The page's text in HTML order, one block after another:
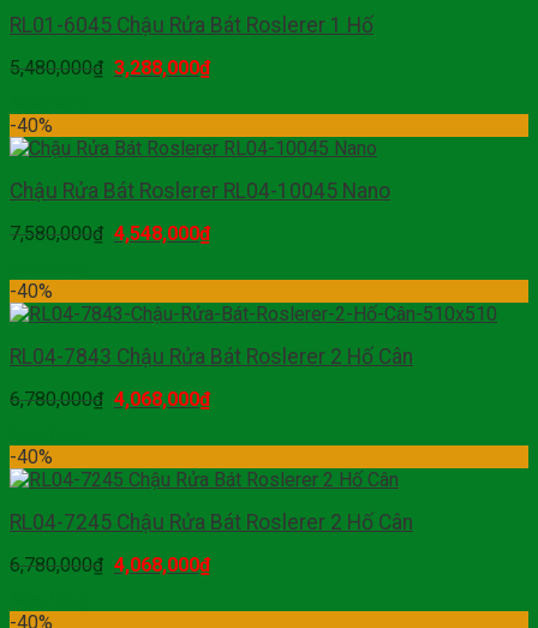
RL01-6045 Chậu Rửa Bát Roslerer 1 Hố
5,480,000₫ 3,288,000₫
-40%
Chậu Rửa Bát Roslerer RL04-10045 Nano
7,580,000₫ 4,548,000₫
-40%
RL04-7843 Chậu Rửa Bát Roslerer 2 Hố Cân
6,780,000₫ 4,068,000₫
-40%
RL04-7245 Chậu Rửa Bát Roslerer 2 Hố Cân
6,780,000₫ 4,068,000₫
-40%